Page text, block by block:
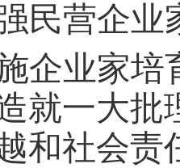
民营企业
企业家培
就一大批
和社会责